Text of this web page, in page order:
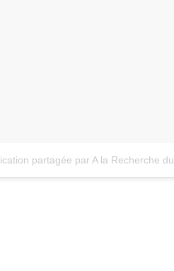
partagée par A la Recherche du